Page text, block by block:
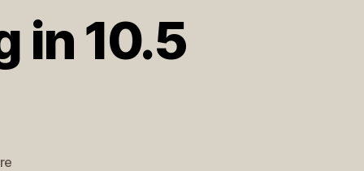
in 10.5